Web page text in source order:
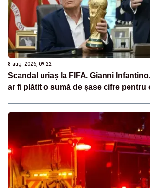
8 aug. 2026, 09:22
Scandal uriaș la FIFA. Gianni
ar fi plătit o sumă de șase cifre pentru